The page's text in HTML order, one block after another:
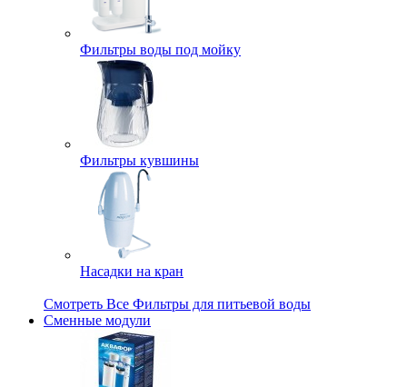
Фильтры воды под мойку
Фильтры кувшины
Насадки на кран
Смотреть Все Фильтры для питьевой воды
Сменные модули